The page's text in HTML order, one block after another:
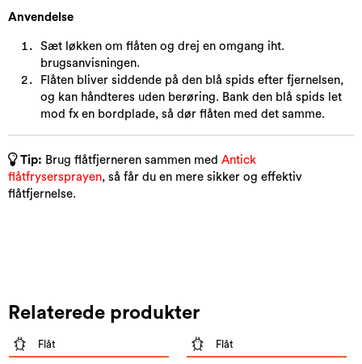
Anvendelse
Sæt løkken om flåten og drej en omgang iht.
brugsanvisningen.
Flåten bliver siddende på den blå spids efter fjernelsen,
og kan håndteres uden berøring. Bank den blå spids let
mod fx en bordplade, så dør flåten med det samme.
Tip: Brug flåtfjerneren sammen med Antick
flåtfrysersprayen, så får du en mere sikker og effektiv
flåtfjernelse.
Relaterede produkter
Flåt Flåt